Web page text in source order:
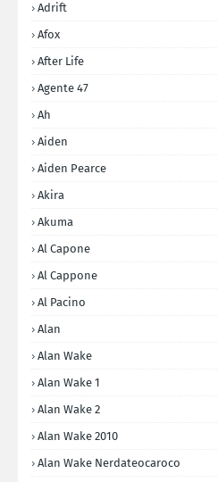
Adrift
Afox
After Life
Agente 47
Ah
Aiden
Aiden Pearce
Akira
Akuma
Al Capone
Al Cappone
Al Pacino
Alan
Alan Wake
Alan Wake 1
Alan Wake 2
Alan Wake 2010
Alan Wake Nerdateocaroco